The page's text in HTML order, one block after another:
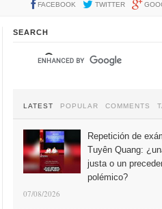
FACEBOOK TWITTER
SEARCH
LATEST POPULAR COMMENTS
Repetición de
Tuyên Quang:
justa o un
polémico?
07/08/2026